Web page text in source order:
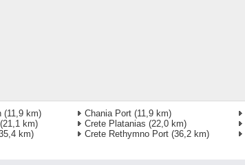
(11,9 km) Chania Port (11,9 km)
(21,1 km) Crete Platanias (22,0 km)
km) Crete Rethymno Port (36,2 km)